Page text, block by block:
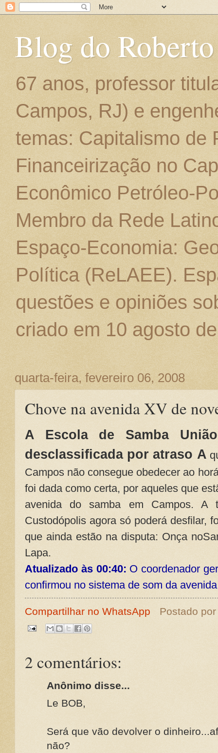
Blog do
67 anos, professor
Campos, RJ) e
temas: Capitalismo de
Financeirização no
Econômico Petróleo-
Membro da Rede
Espaço-Economia:
Política (ReLAEE).
questões e opiniões
criado em 10 agosto
quarta-feira, fevereiro 06, 2008
Chove na avenida XV de
A Escola de Samba
desclassificada por atraso A
Campos não consegue obedecer ao
foi dada como certa, por aqueles que
avenida do samba em Campos. A
Custodópolis agora só poderá desfilar,
que ainda estão na disputa: Onça
Lapa.
Atualizado às 00:40: O coordenador
confirmou no sistema de som da
Compartilhar no WhatsApp Postado
2 comentários:
Anônimo disse...
Le BOB,
Será que vão devolver o
não?